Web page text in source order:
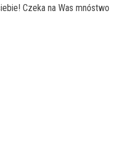
Czeka na Was mnóstwo